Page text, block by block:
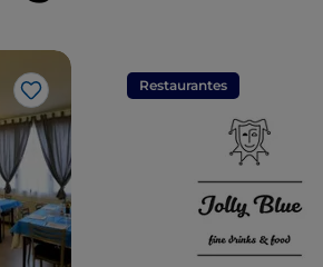
Me gusta
Restaurantes